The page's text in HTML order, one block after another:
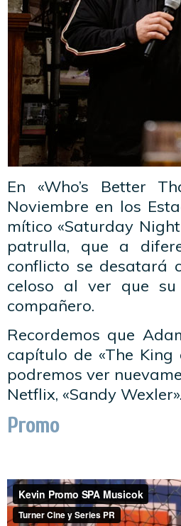
En «Who’s Better
Noviembre en los
mítico «Saturday
patrulla, que a
conflicto se desatará
celoso al ver que
compañero.
Recordemos que
capítulo de «The King
podremos ver
Netflix, «Sandy Wexler».
Promo